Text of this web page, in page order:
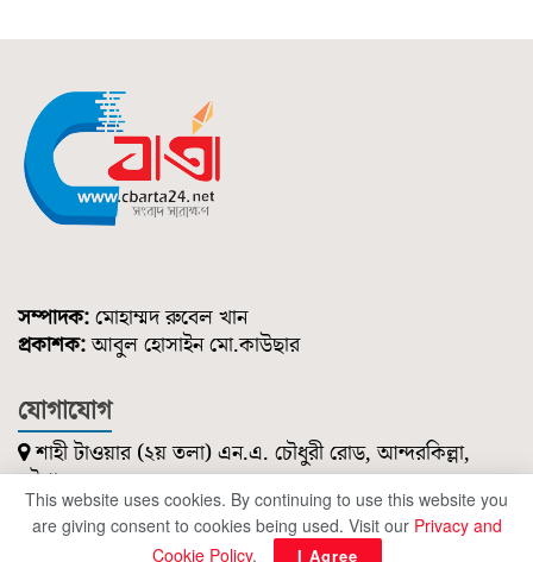
সম্পাদক: মোহাম্মদ রুবেল খান
প্রকাশক:আবুল হোসাইন মো.কাউছার
যোগাযোগ
শাহী টাওয়ার (২য় তলা) এন.এ. চৌধুরী রোড, আন্দরকিল্লা,
চট্টগ্রাম।
০১৮৫১ ২১৪ ৭৪৭
cbartanews@gmail.com
This website uses cookies. By continuing to use this website you
are giving consent to cookies being used. Visit our Privacy and
Cookie Policy. I Agree